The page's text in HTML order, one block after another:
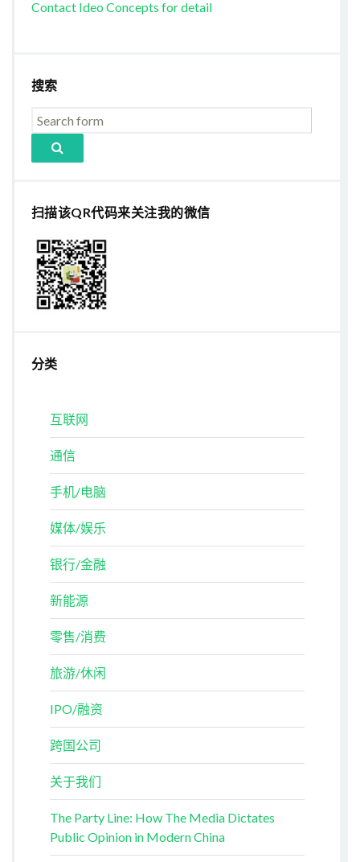
Contact Ideo Concepts for detail
搜索
扫描该QR代码来关注我的微信
分类
互联网
通信
手机/电脑
媒体/娱乐
银行/金融
新能源
零售/消费
旅游/休闲
IPO/融资
跨国公司
关于我们
The Party Line: How The Media Dictates
Public Opinion in Modern China